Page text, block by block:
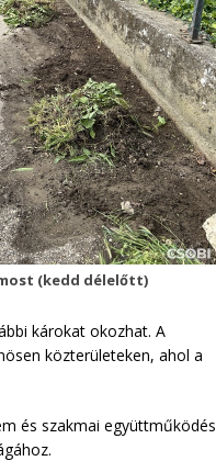
(kedd délelőtt)
károkat okozhat. A
közterületeken, ahol a
és szakmai együttműködés